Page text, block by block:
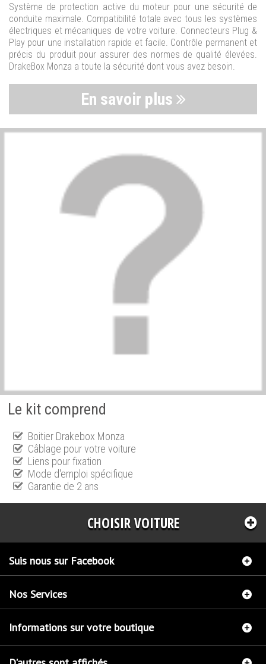
Système de protection active du moteur pour une sécurité de
conduite maximale. Compatibilité totale avec tous les systèmes
électriques et mécaniques de votre voiture. Connecteurs Plug &
Play pour une installation rapide et facile. Contrôle permanent et
précis du produit pour assurer des normes de qualité élevées.
DrakeBox Monza a toute la sécurité dont vous avez besoin.
En savoir plus
Le kit comprend
Boitier Drakebox Monza
Câblage pour votre voiture
Liens pour fixation
Mode d'emploi spécifique
Garantie de 2 ans
CHOISIR VOITURE
Suis nous sur Facebook
Nos Services
Informations sur votre boutique